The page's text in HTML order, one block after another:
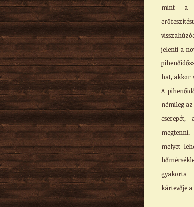
mint a
jelenti a
hat, akkor
A
némileg
megtenni.
melyet
gyakorta
kártevője a